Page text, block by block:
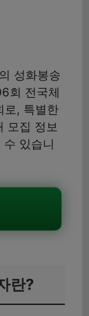
성화봉송
회 전국체
로, 특별한
모집 정보
있습니
란?